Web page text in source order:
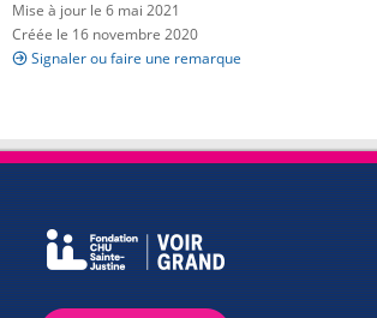
Mise à jour le 6 mai 2021
Créée le 16 novembre 2020
Signaler ou faire une remarque